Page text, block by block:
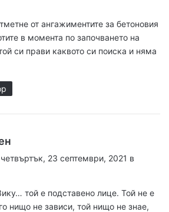
:
от ангажиментите за бетоновия
в момента по започването на
си прави каквото си поиска и няма
:
23 септември, 2021 в
той е подставено лице. Той не е
нищо не зависи, той нищо не знае,